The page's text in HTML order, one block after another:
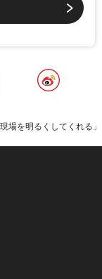
シュ彩“アオイ”とのツーショに「しぇるたー女子癒し」の声